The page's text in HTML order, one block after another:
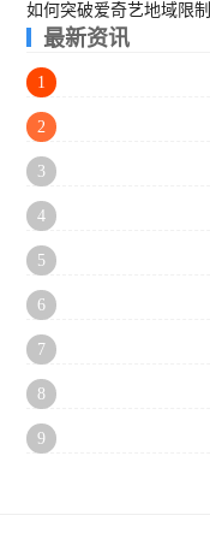
如何突破爱奇艺地域限制
最新资讯
1
2
3
4
5
6
7
8
9